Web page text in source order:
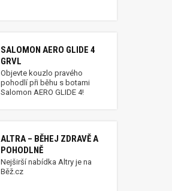
SALOMON AERO GLIDE 4
GRVL
Objevte kouzlo pravého
pohodlí při běhu s botami
Salomon AERO GLIDE 4!
ALTRA – BĚHEJ ZDRAVĚ A
POHODLNĚ
Nejširší nabídka Altry je na
Běž.cz